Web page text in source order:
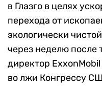
в Глазго в целях
перехода от
экологически
через неделю после
директор
во лжи Конгрессу